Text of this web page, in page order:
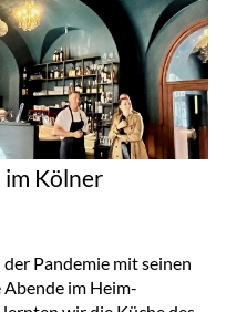
Kölner
Pandemie mit seinen
Abende im Heim-